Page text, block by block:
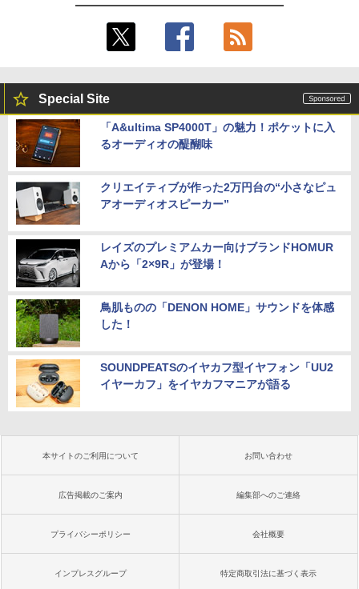
Special Site
「A&ultima SP4000T」の魅力！ポケットに入
るオーディオの醍醐味
クリエイティブが作った2万円台の“小さなピュ
アオーディオスピーカー”
レイズのプレミアムカー向けブランドHOMUR
Aから「2×9R」が登場！
鳥肌ものの「DENON HOME」サウンドを体感
した！
SOUNDPEATSのイヤカフ型イヤフォン「UU2
イヤーカフ」をイヤカフマニアが語る
本サイトのご利用について お問い合わせ
広告掲載のご案内 編集部へのご連絡
プライバシーポリシー 会社概要
インプレスグループ 特定商取引法に基づく表示